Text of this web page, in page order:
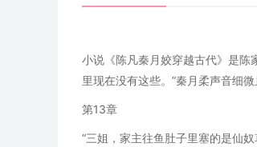
小说《陈凡秦月姣穿越古代》是陈
里现在没有这些。”秦月柔声音细
第13章
“三姐，家主往鱼肚子里塞的是仙